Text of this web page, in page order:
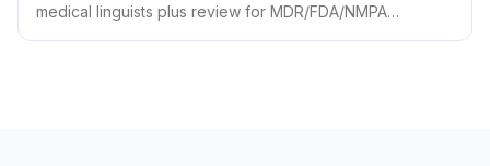
medical linguists plus review for MDR/FDA/NMPA